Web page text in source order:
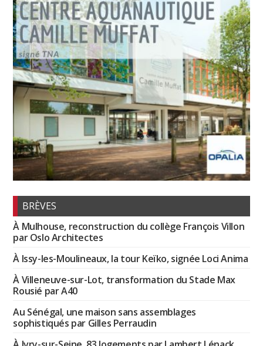
BRÈVES
À Mulhouse, reconstruction du collège François Villon
par Oslo Architectes
À Issy-les-Moulineaux, la tour Keïko, signée Loci Anima
À Villeneuve-sur-Lot, transformation du Stade Max
Rousié par A40
Au Sénégal, une maison sans assemblages
sophistiqués par Gilles Perraudin